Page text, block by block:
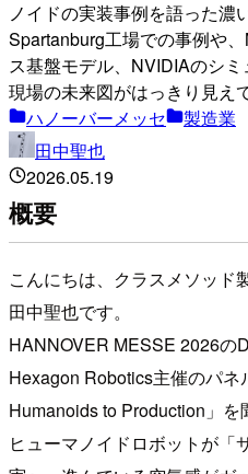
ノイドの実装事例を語った濃
Spartanburg工場での事例や
ス基盤モデル、NVIDIAのシ
現場の未来図がはっきり見え
ハノーバーメッセ
製造業
田中聖也
2026.05.19
概要
こんにちは、クラスメソッド
田中聖也です。
HANNOVER MESSE 2026の
Hexagon Robotics主催のパ
Humanoids to Production」を
ヒューマノイドロボットが「